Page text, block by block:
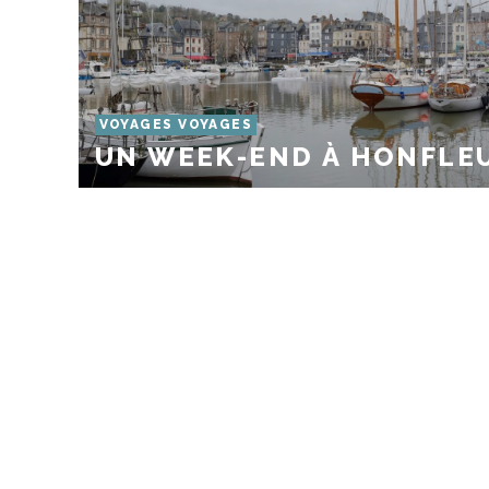
VOYAGES VOYAGES
UN WEEK-END À